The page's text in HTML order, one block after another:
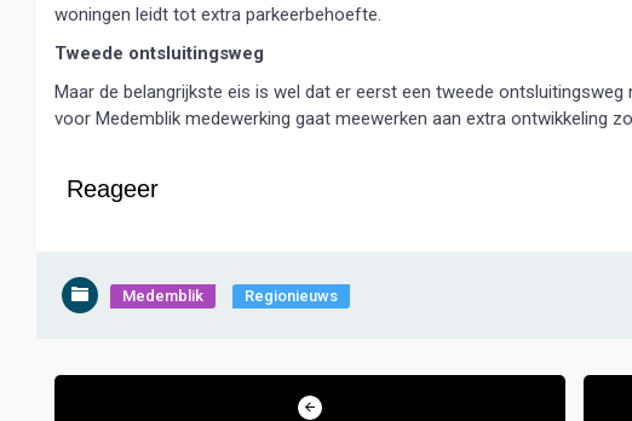
woningen leidt tot extra parkeerbehoefte.
Tweede ontsluitingsweg
Maar de belangrijkste eis is wel dat er eerst een tweede
voor Medemblik medewerking gaat meewerken aan extra ontwikkeling
Reageer
Medemblik Regionieuws
Bericht